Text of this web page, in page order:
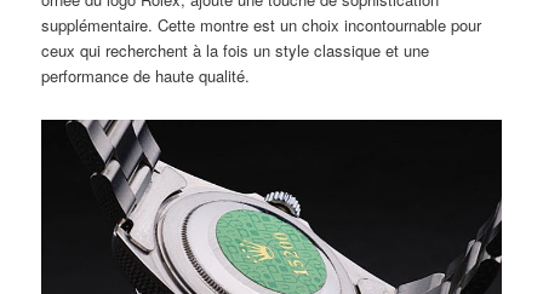
supplémentaire. Cette montre est un choix incontournable pour
ceux qui recherchent à la fois un style classique et une
performance de haute qualité.